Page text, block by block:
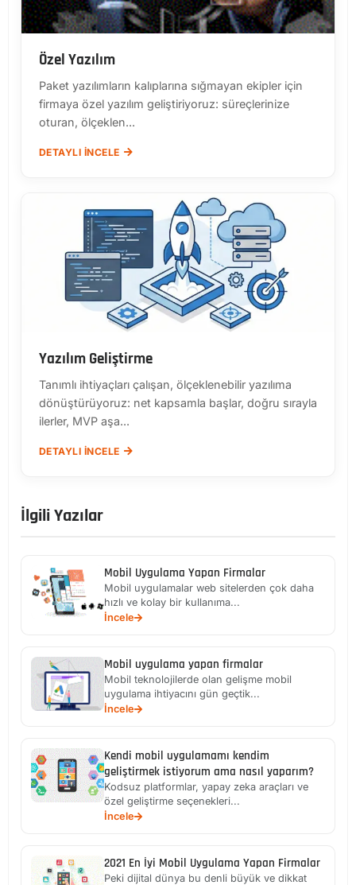
Özel Yazılım
Paket yazılımların kalıplarına sığmayan ekipler için
firmaya özel yazılım geliştiriyoruz: süreçlerinize
oturan, ölçeklen...
DETAYLI İNCELE
Yazılım Geliştirme
Tanımlı ihtiyaçları çalışan, ölçeklenebilir yazılıma
dönüştürüyoruz: net kapsamla başlar, doğru sırayla
ilerler, MVP aşa...
DETAYLI İNCELE
İlgili Yazılar
Mobil Uygulama Yapan Firmalar
Mobil uygulamalar web sitelerden çok daha
hızlı ve kolay bir kullanıma...
İncele
Mobil uygulama yapan firmalar
Mobil teknolojilerde olan gelişme mobil
uygulama ihtiyacını gün geçtik...
İncele
Kendi mobil uygulamamı kendim
geliştirmek istiyorum ama nasıl yaparım?
Kodsuz platformlar, yapay zeka araçları ve
özel geliştirme seçenekleri...
İncele
2021 En İyi Mobil Uygulama Yapan Firmalar
Peki dijital dünya bu denli büyük ve dikkat